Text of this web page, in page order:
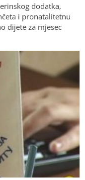
dodatka,
i pronatalitetnu
dijete za mjesec